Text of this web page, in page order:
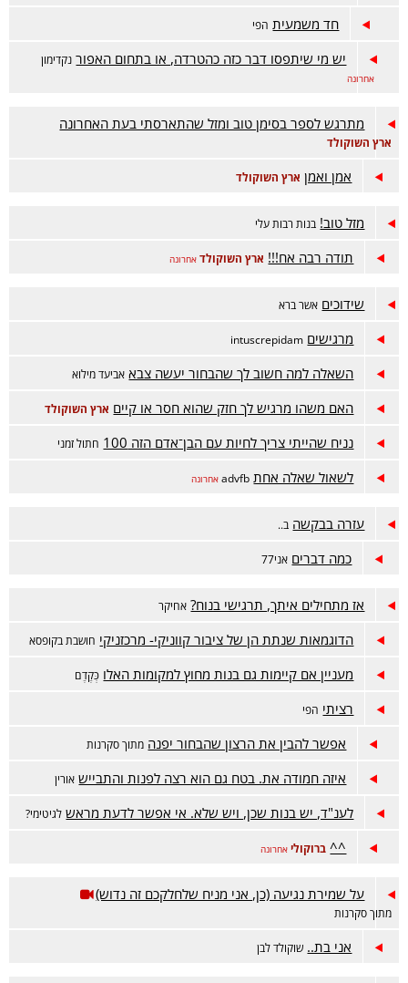
חד משמעית הפי
יש מי שיתפסו דבר כזה כהטרדה, או בתחום האפור נקדימון
אחרונה
מתרגש לספר בסימן טוב ומזל שהתארסתי בעת האחרונה
ארץ השוקולד
אמן ואמן ארץ השוקולד
מזל טוב! בנות רבות עלי
תודה רבה אח!!! ארץ השוקולד אחרונה
שידוכים אשר ברא
מרגישים intuscrepidam
השאלה למה חשוב לך שהבחור יעשה צבא אביעד מילוא
האם משהו מרגיש לך חזק שהוא חסר או קיים ארץ השוקולד
נניח שהייתי צריך לחיות עם הבן־אדם הזה 100 חתול זמני
לשאול שאלה אחת advfb אחרונה
עזרה בבקשה ב..
כמה דברים אני77
אז מתחילים איתך, תרגישי בנוח? אחיקר
הדוגמאות שנתת הן של ציבור קווניקי- מרכזניקי חושבת בקופסא
מעניין אם קיימות גם בנות מחוץ למקומות האלו כְּקֶדֶם
רציתי הפי
אפשר להבין את הרצון שהבחור יפנה מתוך סקרנות
איזה חמודה את. בטח גם הוא רצה לפנות והתבייש אורין
לענ"ד, יש בנות שכן, ויש שלא. אי אפשר לדעת מראש לגיטימי?
^^ ברוקולי אחרונה
על שמירת נגיעה (כן, אני מניח שלחלקכם זה נדוש)
מתוך סקרנות
אני בת.. שוקולד לבן